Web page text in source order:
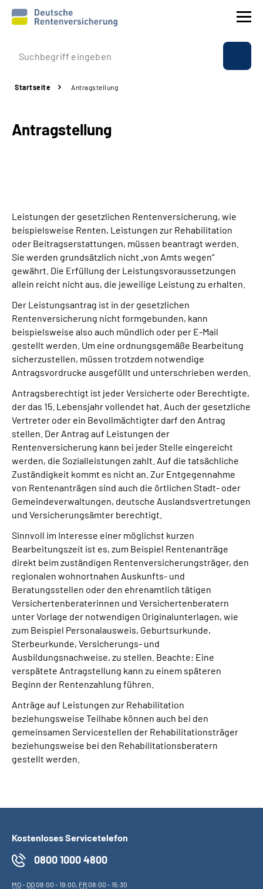
Prävention
Rente
Über uns & Presse
Online-Services
Language
Inhalte in Gebärdensprache (DGS)
Mein Kundenportal
Startseite Antragstellung
Antragstellung
Leistungen der gesetzlichen Rentenversicherung, wie
beispielsweise Renten, Leistungen zur Rehabilitation
oder Beitragserstattungen, müssen beantragt werden.
Sie werden grundsätzlich nicht „von Amts wegen“
gewährt. Die Erfüllung der Leistungsvoraussetzungen
allein reicht nicht aus, die jeweilige Leistung zu erhalten.
Der Leistungsantrag ist in der gesetzlichen
Rentenversicherung nicht formgebunden, kann
beispielsweise also auch mündlich oder per E-Mail
gestellt werden. Um eine ordnungsgemäße Bearbeitung
sicherzustellen, müssen trotzdem notwendige
Antragsvordrucke ausgefüllt und unterschrieben werden.
Antragsberechtigt ist jeder Versicherte oder Berechtigte,
der das 15. Lebensjahr vollendet hat. Auch der gesetzliche
Vertreter oder ein Bevollmächtigter darf den Antrag
stellen. Der Antrag auf Leistungen der
Rentenversicherung kann bei jeder Stelle eingereicht
werden, die Sozialleistungen zahlt. Auf die tatsächliche
Zuständigkeit kommt es nicht an. Zur Entgegennahme
von Rentenanträgen sind auch die örtlichen Stadt- oder
Gemeindeverwaltungen, deutsche Auslandsvertretungen
und Versicherungsämter berechtigt.
Sinnvoll im Interesse einer möglichst kurzen
Bearbeitungszeit ist es, zum Beispiel Rentenanträge
direkt beim zuständigen Rentenversicherungsträger, den
regionalen wohnortnahen Auskunfts- und
Beratungsstellen oder den ehrenamtlich tätigen
Versichertenberaterinnen und Versichertenberatern
unter Vorlage der notwendigen Originalunterlagen, wie
zum Beispiel Personalausweis, Geburtsurkunde,
Sterbeurkunde, Versicherungs- und
Ausbildungsnachweise, zu stellen. Beachte: Eine
verspätete Antragstellung kann zu einem späteren
Beginn der Rentenzahlung führen.
Anträge auf Leistungen zur Rehabilitation
beziehungsweise Teilhabe können auch bei den
gemeinsamen Servicestellen der Rehabilitationsträger
beziehungsweise bei den Rehabilitationsberatern
gestellt werden.
Kostenloses Servicetelefon
0800 1000 4800
MO- DO08:00 - 19:00, FR08:00 - 15:30